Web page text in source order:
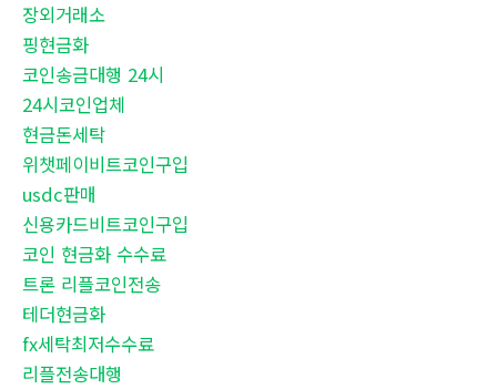
장외거래소
핑현금화
코인송금대행 24시
24시코인업체
현금돈세탁
위챗페이비트코인구입
usdc판매
신용카드비트코인구입
코인 현금화 수수료
트론 리플코인전송
테더현금화
fx세탁최저수수료
리플전송대행